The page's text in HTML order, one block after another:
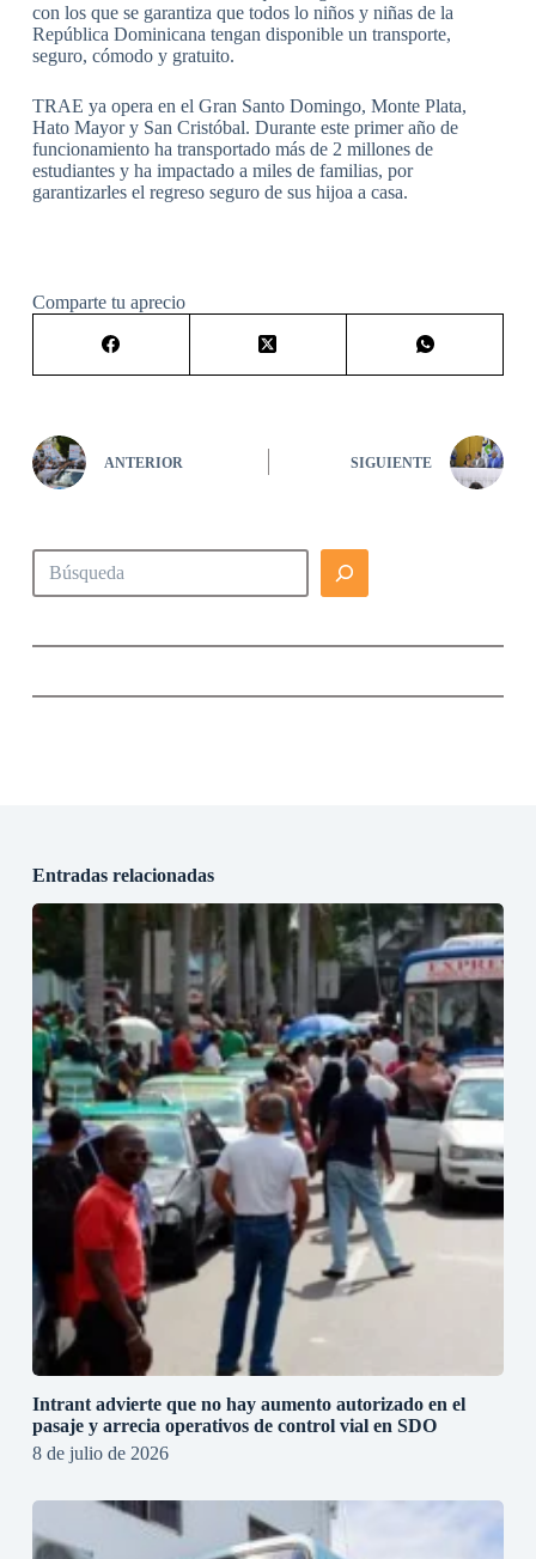
con los que se garantiza que todos lo niños y niñas de la
República Dominicana tengan disponible un transporte,
seguro, cómodo y gratuito.
TRAE ya opera en el Gran Santo Domingo, Monte Plata,
Hato Mayor y San Cristóbal. Durante este primer año de
funcionamiento ha transportado más de 2 millones de
estudiantes y ha impactado a miles de familias, por
garantizarles el regreso seguro de sus hijoa a casa.
Comparte tu aprecio
ANTERIOR SIGUIENTE
Buscar
Entradas relacionadas
Intrant advierte que no hay aumento autorizado en el
pasaje y arrecia operativos de control vial en SDO
8 de julio de 2026